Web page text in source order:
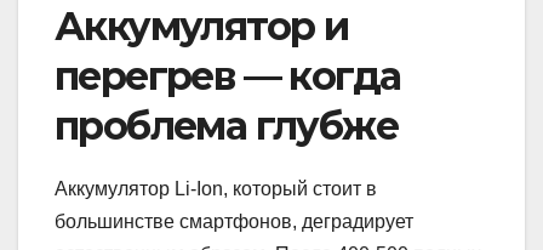
Аккумулятор и
перегрев — когда
проблема глубже
Аккумулятор Li-Ion, который стоит в
большинстве смартфонов, деградирует